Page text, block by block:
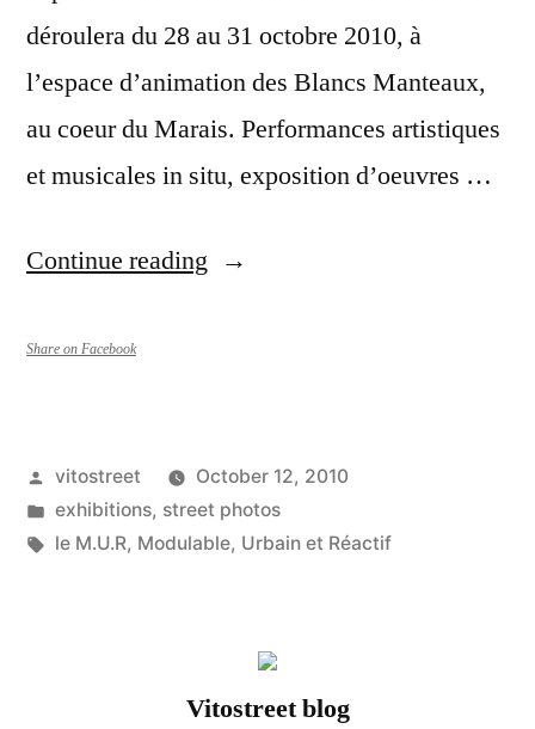
déroulera du 28 au 31 octobre 2010, à
l’espace d’animation des Blancs Manteaux,
au coeur du Marais. Performances artistiques
et musicales in situ, exposition d’oeuvres …
Continue reading “ 80
l’anniversaire
du
Share on Facebook
Posted
by
vitostreet
October 12, 2010
Posted
in
exhibitions, street photos
Tags:
le M.U.R, Modulable, Urbain et Réactif
Vitostreet blog